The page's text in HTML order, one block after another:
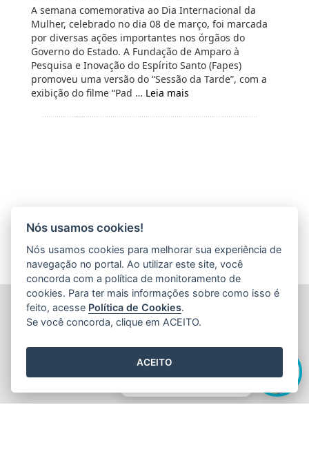
A semana comemorativa ao Dia Internacional da
Mulher, celebrado no dia 08 de março, foi marcada
por diversas ações importantes nos órgãos do
Governo do Estado. A Fundação de Amparo à
Pesquisa e Inovação do Espírito Santo (Fapes)
promoveu uma versão do “Sessão da Tarde”, com a
exibição do filme “Pad … Leia mais
Olá! Sou a
como posso te ajudar hoje?
FUNDAÇÃO DE AMPARO À PESQUISA E INOVAÇÃO DO
ESPÍRITO SANTO (FAPES)
CEP: 29066-380 - Vitória / ES
Tel.: 27 3636 1850
Nós usamos cookies!
Nós usamos cookies para melhorar sua experiência de
navegação no portal. Ao utilizar este site, você
concorda com a política de monitoramento de
cookies. Para ter mais informações sobre como isso é
feito, acesse Política de Cookies.
Se você concorda, clique em ACEITO.
ACEITO